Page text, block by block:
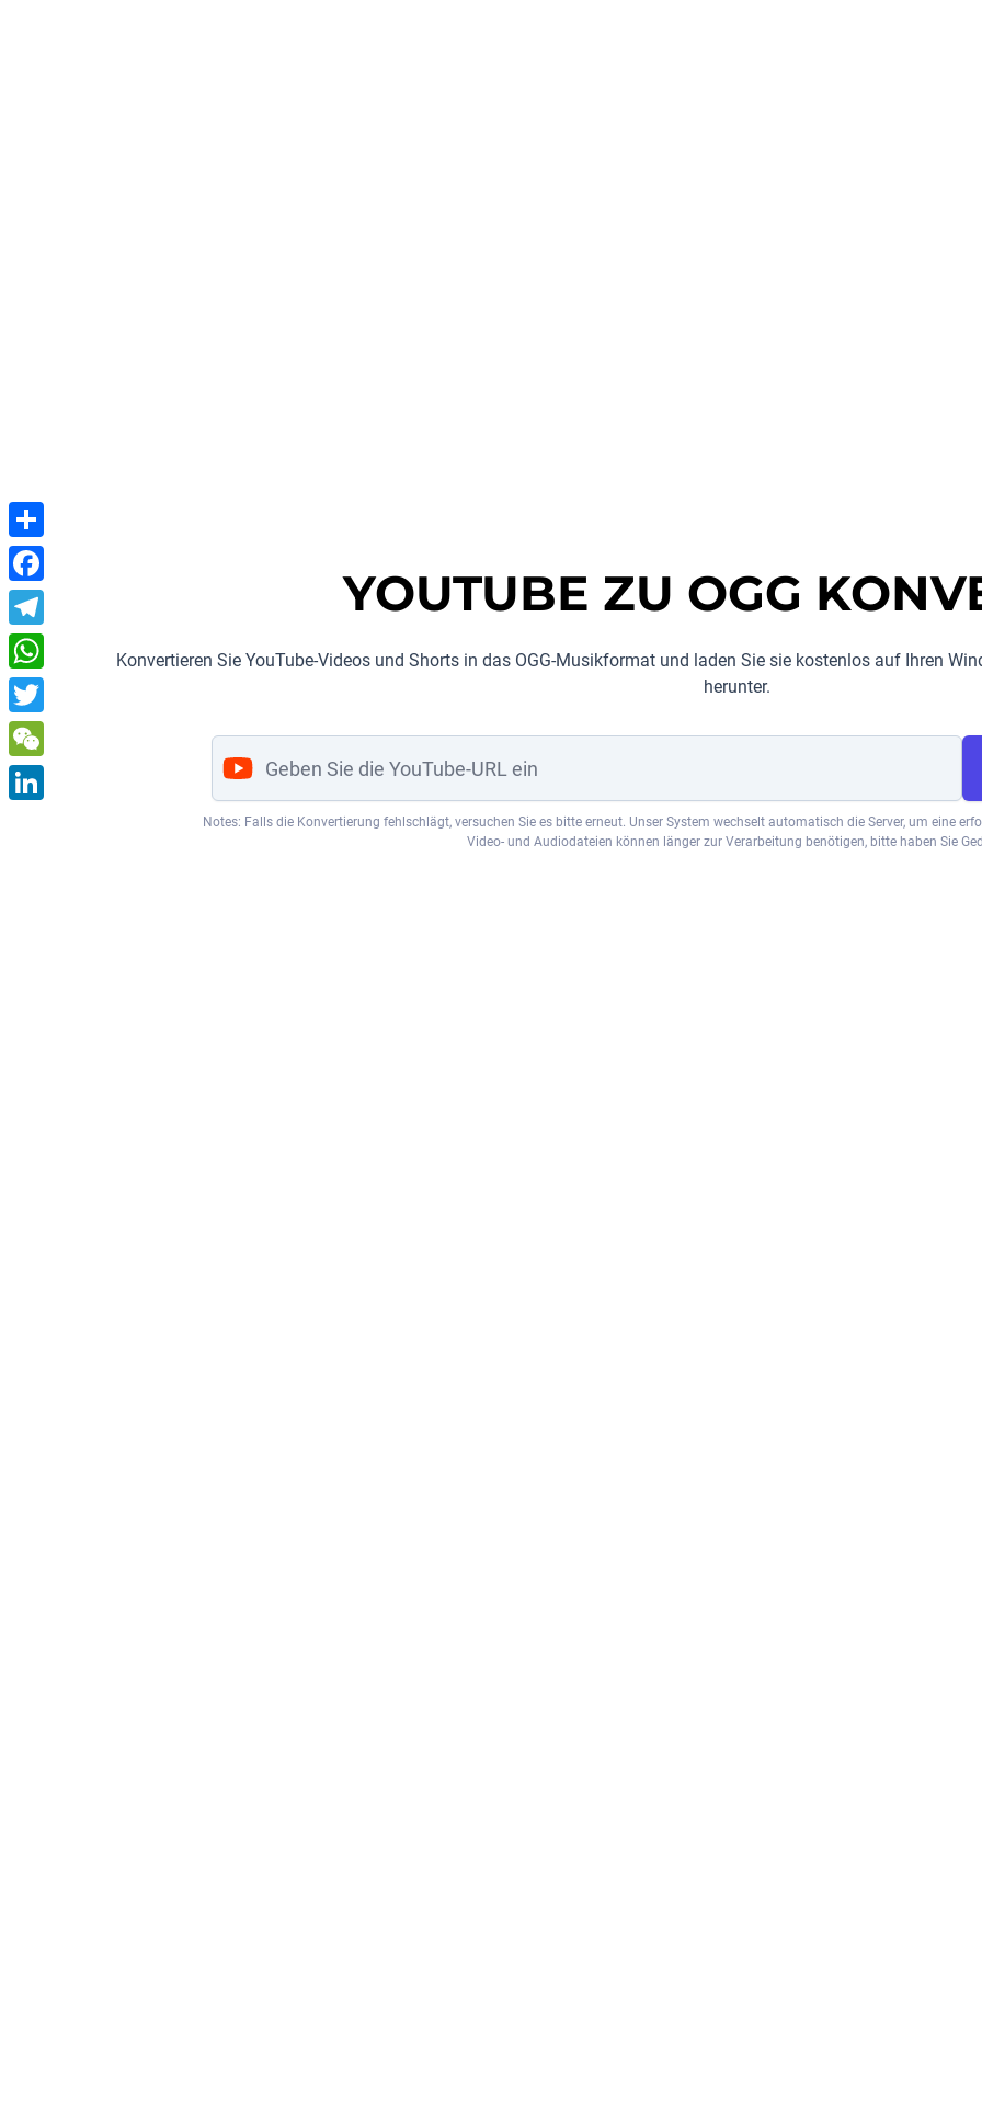
YOUTUBE ZU OGG
Konvertieren Sie YouTube-Videos und Shorts in das OGG-Musikformat und laden Sie sie kostenlos auf Ihren
herunter.
Notes: Falls die Konvertierung fehlschlägt, versuchen Sie es bitte erneut. Unser System wechselt automatisch die Server, um eine
Video- und Audiodateien können länger zur Verarbeitung benötigen, bitte haben Sie
Share
Facebook
Telegram
WhatsApp
Twitter
WeChat